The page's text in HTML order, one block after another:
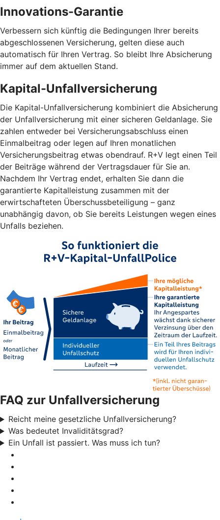
Innovations-Garantie
Verbessern sich künftig die Bedingungen Ihrer bereits
abgeschlossenen Versicherung, gelten diese auch
automatisch für Ihren Vertrag. So bleibt Ihre Absicherung
immer auf dem aktuellen Stand.
Kapital-Unfallversicherung
Die Kapital-Unfallversicherung kombiniert die Absicherung
der Unfallversicherung mit einer sicheren Geldanlage. Sie
zahlen entweder bei Versicherungsabschluss einen
Einmalbeitrag oder legen auf Ihren monatlichen
Versicherungsbeitrag etwas obendrauf. R+V legt einen Teil
der Beiträge während der Vertragsdauer für Sie an.
Nachdem Ihr Vertrag endet, erhalten Sie dann die
garantierte Kapitalleistung zusammen mit der
erwirtschafteten Überschussbeteiligung – ganz
unabhängig davon, ob Sie bereits Leistungen wegen eines
Unfalls beziehen.
FAQ zur Unfallversicherung
Reicht meine gesetzliche Unfallversicherung?
Was bedeutet Invaliditätsgrad?
Ein Unfall ist passiert. Was muss ich tun?